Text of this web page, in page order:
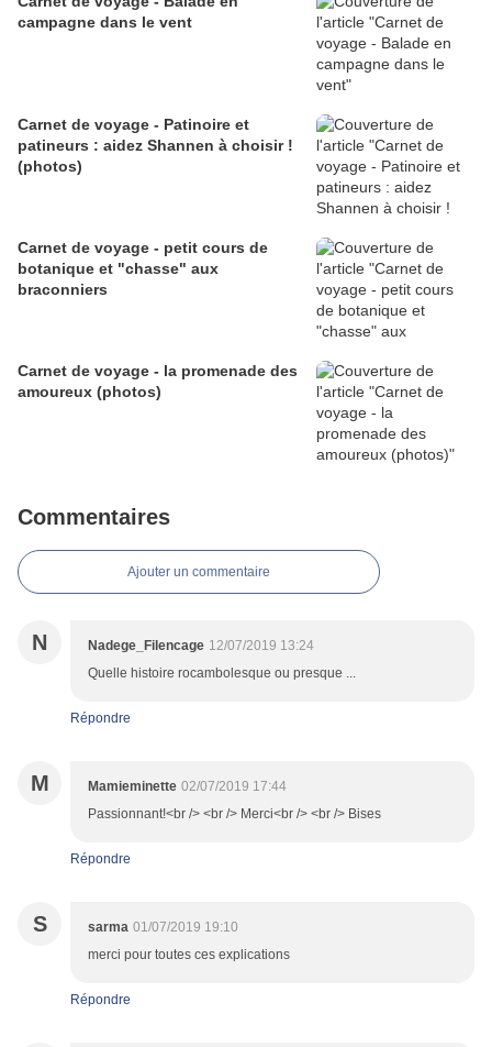
campagne dans le vent
Carnet de voyage - Patinoire et
patineurs : aidez Shannen à choisir !
(photos)
Carnet de voyage - petit cours de
botanique et "chasse" aux
braconniers
Carnet de voyage - la promenade des
amoureux (photos)
Commentaires
Ajouter un commentaire
N Nadege_Filencage 12/07/2019 13:24
Quelle histoire rocambolesque ou presque ...
Répondre
M Mamieminette 02/07/2019 17:44
Passionnant!<br /> <br /> Merci<br /> <br /> Bises
Répondre
S sarma 01/07/2019 19:10
merci pour toutes ces explications
Répondre